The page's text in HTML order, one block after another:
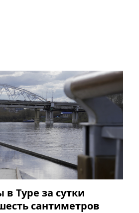
Туре за сутки
сантиметров